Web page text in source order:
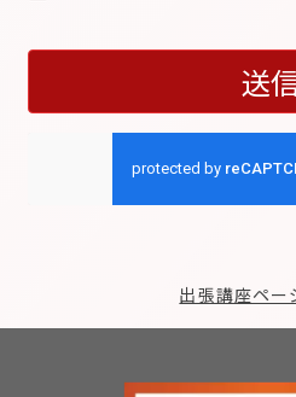
出張講座ペー